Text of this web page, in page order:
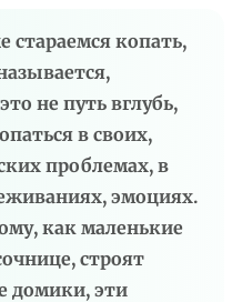
стараемся копать,
не путь вглубь,
в своих,
проблемах, в
эмоциях.
как маленькие
строят
домики, эти